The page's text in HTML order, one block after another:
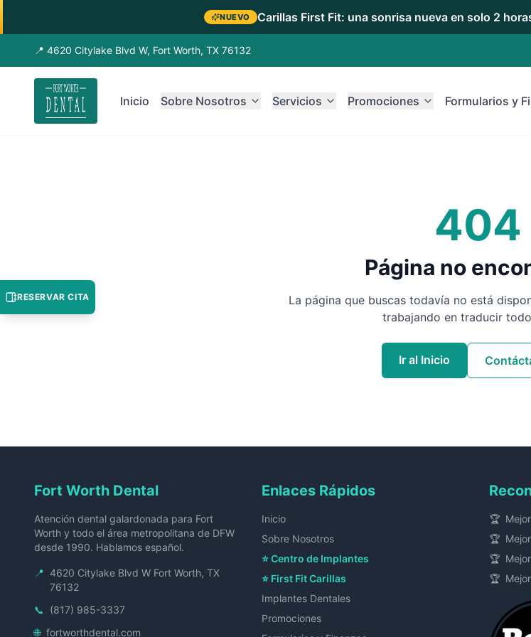
NUEVO Carillas First Fit: una sonrisa nueva en solo 2
📍 4620 Citylake Blvd W, Fort Worth, TX 76132
Inicio Sobre Nosotros Servicios Promociones Formularios y
404
Página no
La página que buscas todavía no está
trabajando en traducir
Ir al Inicio
Fort Worth Dental
Atención dental galardonada para Fort
Worth y todo el área metropolitana de DFW
desde 1990. Hablamos español.
📍 4620 Citylake Blvd W Fort Worth, TX
76132
📞 (817) 985-3337
🌐 fortworthdental.com
Enlaces Rápidos
Inicio
Sobre Nosotros
⭐ Centro de Implantes
⭐ First Fit Carillas
Implantes Dentales
Promociones
🏆
🏆
🏆
🏆
RESERVAR CITA